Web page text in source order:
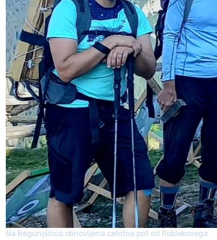
Na Begunjščico obnovljena celotna pot od Roblekovega